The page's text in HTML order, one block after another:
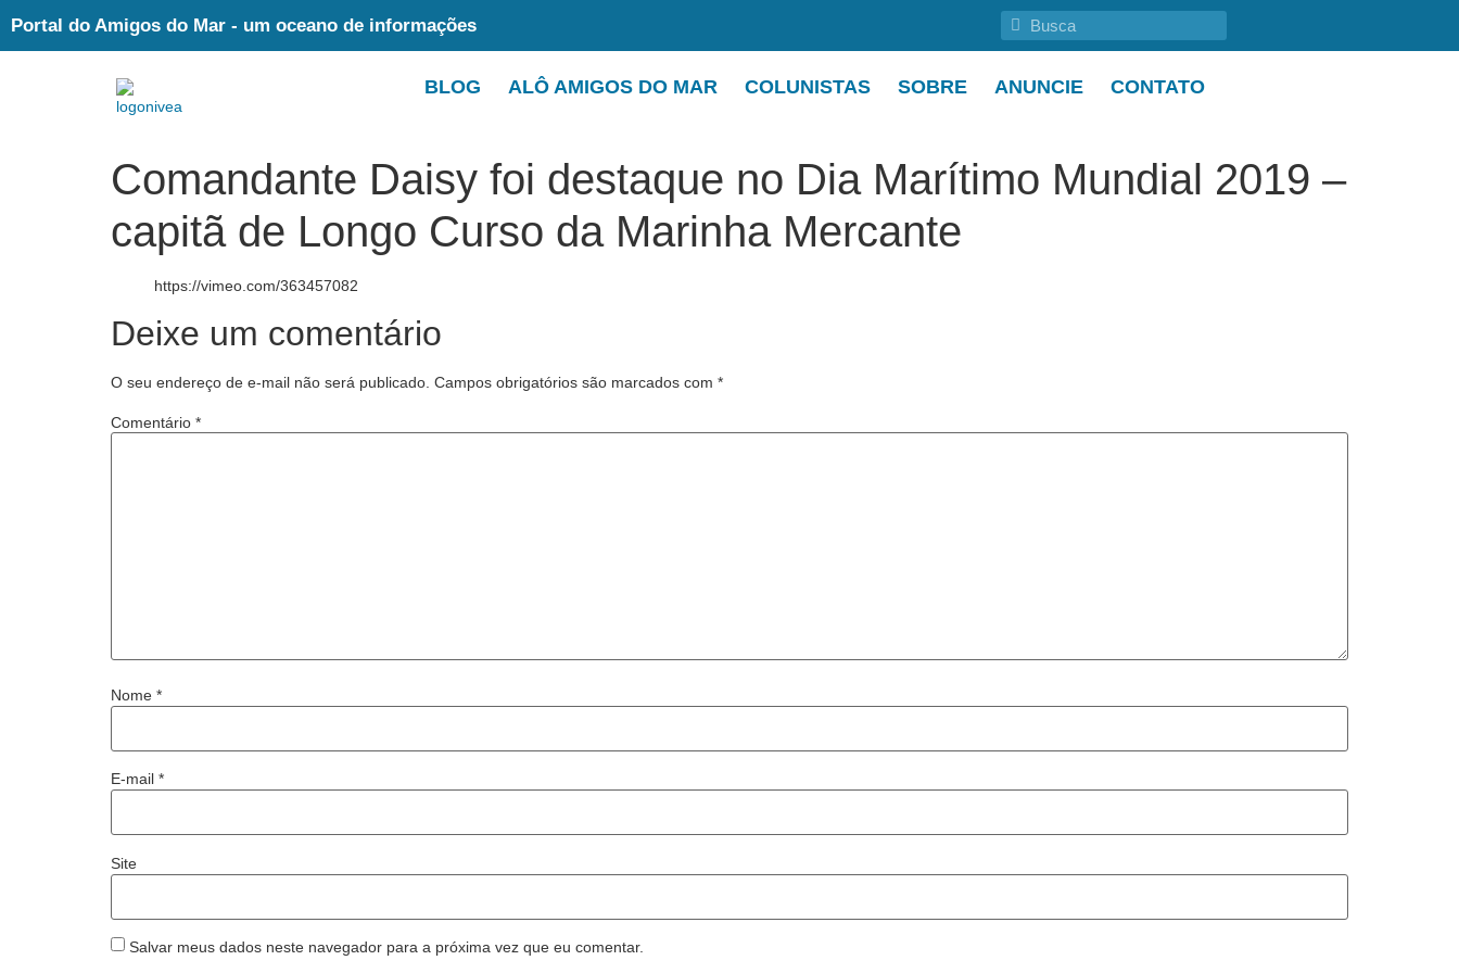
Portal do Amigos do Mar - um oceano de informações
BLOG ALÔ AMIGOS DO MAR COLUNISTAS SOBRE ANUNCIE CONTATO
Comandante Daisy foi destaque no Dia Marítimo Mundial 2019 –
capitã de Longo Curso da Marinha Mercante
https://vimeo.com/363457082
Deixe um comentário
O seu endereço de e-mail não será publicado. Campos obrigatórios são marcados com *
Comentário *
Nome *
E-mail *
Site
Salvar meus dados neste navegador para a próxima vez que eu comentar.